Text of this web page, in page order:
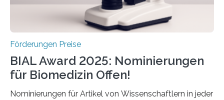
Förderungen Preise
BIAL Award 2025: Nominierungen
für Biomedizin Offen!
Nominierungen für Artikel von Wissenschaftlern in jeder